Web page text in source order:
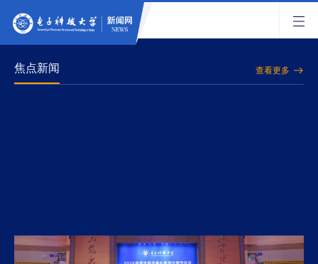
焦点新闻 查看更多